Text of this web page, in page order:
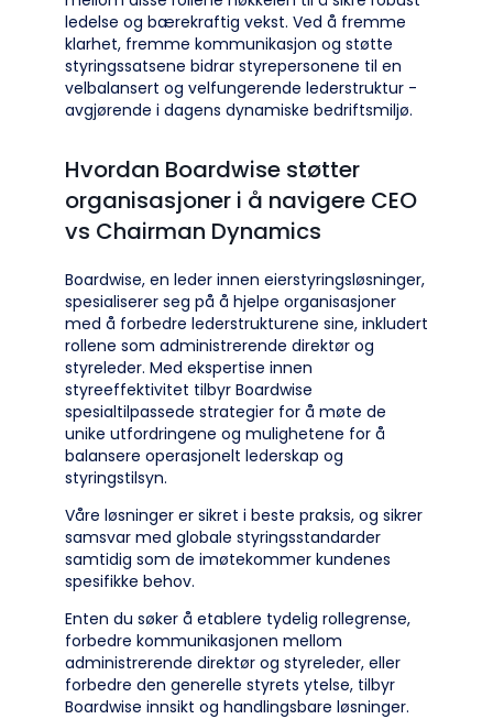
ledelse og bærekraftig vekst. Ved å fremme
klarhet, fremme kommunikasjon og støtte
styringssatsene bidrar styrepersonene til en
velbalansert og velfungerende lederstruktur -
avgjørende i dagens dynamiske bedriftsmiljø.
Hvordan Boardwise støtter
organisasjoner i å navigere CEO
vs Chairman Dynamics
Boardwise, en leder innen eierstyringsløsninger,
spesialiserer seg på å hjelpe organisasjoner
med å forbedre lederstrukturene sine, inkludert
rollene som administrerende direktør og
styreleder. Med ekspertise innen
styreeffektivitet tilbyr Boardwise
spesialtilpassede strategier for å møte de
unike utfordringene og mulighetene for å
balansere operasjonelt lederskap og
styringstilsyn.
Våre løsninger er sikret i beste praksis, og sikrer
samsvar med globale styringsstandarder
samtidig som de imøtekommer kundenes
spesifikke behov.
Enten du søker å etablere tydelig rollegrense,
forbedre kommunikasjonen mellom
administrerende direktør og styreleder, eller
forbedre den generelle styrets ytelse, tilbyr
Boardwise innsikt og handlingsbare løsninger.